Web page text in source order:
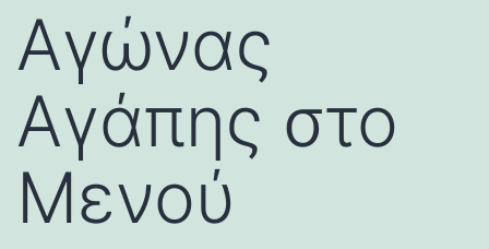
Αγώνας
Αγάπης στο
Μενού